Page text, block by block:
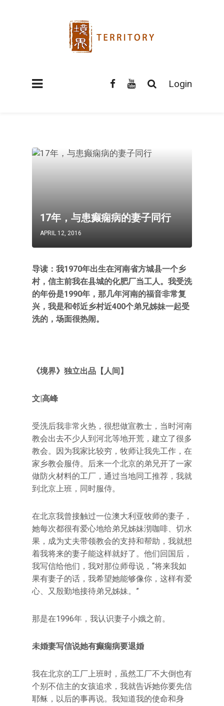
Login
17年，与患癫痫病的妻子同行
APRIL 12, 2016
导读：我1970年出生在河南省方城县一个乡
村，信主前我在县城的化肥厂当工人。我受洗
的年份是1990年，那几年河南的福音非常复
兴，我是和邻近乡村近400个弟兄姊妹一起受
洗的，场面很热闹。
《境界》独立出品【人间】
文|高峰
受洗后我非常火热，很想做宣教士，当时河南
教会出去不少人到河北等地开荒，建立了很多
教会。因为我家比较穷，牧师让我先工作，在
家乡教会服侍。后来一个北京的弟兄开了一家
做防火材料的工厂，通过当地同工推荐，我就
到北京上班，同时服侍。
在北京我曾接触过一位澳大利亚牧师的妻子，
她每次都很有爱心地给弟兄姊妹沏咖啡、切水
果，成为丈夫带领教会的支持和帮助，我就想
着我将来的妻子能这样就好了。他们回国后，
我写信给他们，我对那位师母说，“将来我如
果有妻子的话，我希望她能够像你，这样有爱
心、又殷勤地接待弟兄姊妹。”
那是在1996年，我认识妻子小娥之前。
未婚妻写信说她有癫痫病要退婚
我在北京的工厂上班时，虽然工厂不大倒也有
个别不信主的女孩追求，我就告诉她你要先信
耶稣，以后的事再说。我知道我的使命和身